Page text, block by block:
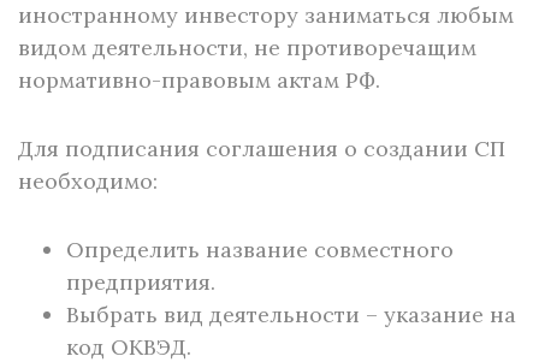
иностранному инвестору заниматься любым
видом деятельности, не противоречащим
нормативно-правовым актам РФ.
Для подписания соглашения о создании СП
необходимо:
Определить название совместного
предприятия.
Выбрать вид деятельности – указание на
код ОКВЭД.